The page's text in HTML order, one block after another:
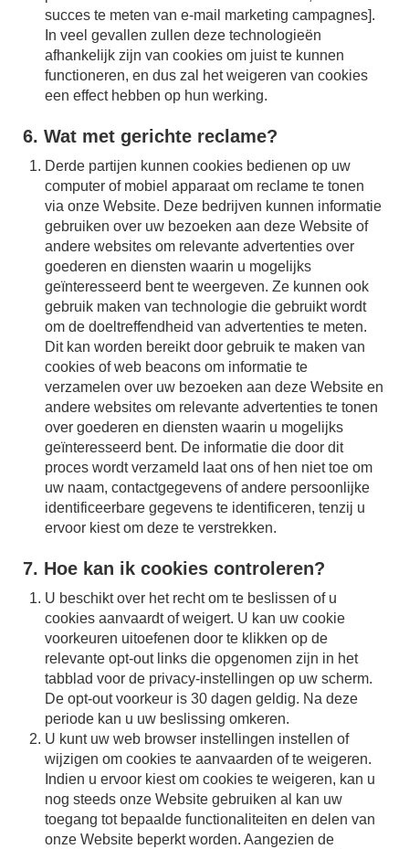
succes te meten van e-mail marketing campagnes].
In veel gevallen zullen deze technologieën
afhankelijk zijn van cookies om juist te kunnen
functioneren, en dus zal het weigeren van cookies
een effect hebben op hun werking.
6. Wat met gerichte reclame?
Derde partijen kunnen cookies bedienen op uw
computer of mobiel apparaat om reclame te tonen
via onze Website. Deze bedrijven kunnen informatie
gebruiken over uw bezoeken aan deze Website of
andere websites om relevante advertenties over
goederen en diensten waarin u mogelijks
geïnteresseerd bent te weergeven. Ze kunnen ook
gebruik maken van technologie die gebruikt wordt
om de doeltreffendheid van advertenties te meten.
Dit kan worden bereikt door gebruik te maken van
cookies of web beacons om informatie te
verzamelen over uw bezoeken aan deze Website en
andere websites om relevante advertenties te tonen
over goederen en diensten waarin u mogelijks
geïnteresseerd bent. De informatie die door dit
proces wordt verzameld laat ons of hen niet toe om
uw naam, contactgegevens of andere persoonlijke
identificeerbare gegevens te identificeren, tenzij u
ervoor kiest om deze te verstrekken.
7. Hoe kan ik cookies controleren?
U beschikt over het recht om te beslissen of u
cookies aanvaardt of weigert. U kan uw cookie
voorkeuren uitoefenen door te klikken op de
relevante opt-out links die opgenomen zijn in het
tabblad voor de privacy-instellingen op uw scherm.
De opt-out voorkeur is 30 dagen geldig. Na deze
periode kan u uw beslissing omkeren.
U kunt uw web browser instellingen instellen of
wijzigen om cookies te aanvaarden of te weigeren.
Indien u ervoor kiest om cookies te weigeren, kan u
nog steeds onze Website gebruiken al kan uw
toegang tot bepaalde functionaliteiten en delen van
onze Website beperkt worden. Aangezien de